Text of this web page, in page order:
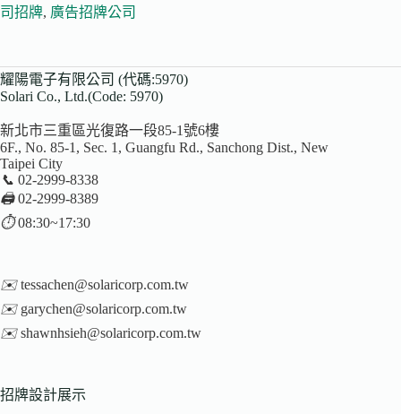
司招牌, 廣告招牌公司
耀陽電子有限公司 (代碼:5970)
Solari Co., Ltd.(Code: 5970)
新北市三重區光復路一段85-1號6樓
6F., No. 85-1, Sec. 1, Guangfu Rd., Sanchong Dist., New
Taipei City
📞 02-2999-8338
🖨️02-2999-8389
⏱️08:30~17:30
✉️ tessachen@solaricorp.com.tw
✉️ garychen@solaricorp.com.tw
✉️ shawnhsieh@solaricorp.com.tw
招牌設計展示